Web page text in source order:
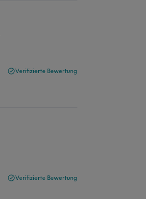
Verifizierte Bewertung
Verifizierte Bewertung